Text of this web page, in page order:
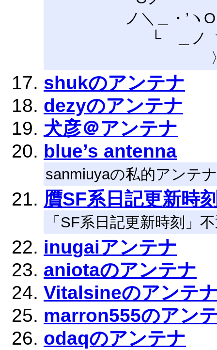
ノ＼＿・’ヽO．
└ ＿ノ
shukのアンテナ
dezyのアンテナ
犬彦＠アンテナ
blue’s antenna
sanmiuyaの私的アンテナ
贋SF系日記更新時
「SF系日記更新時刻」
inugaiアンテナ
aniotaのアンテナ
Vitalsineのアンテ
marron555のアン
odaqのアンテナ